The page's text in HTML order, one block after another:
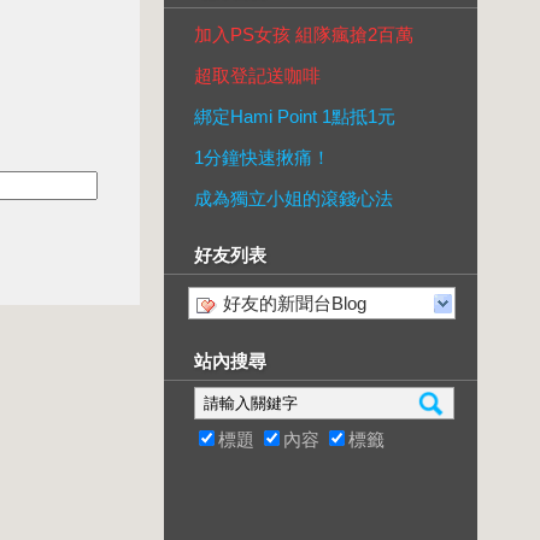
加入PS女孩 組隊瘋搶2百萬
超取登記送咖啡
綁定Hami Point 1點抵1元
1分鐘快速揪痛！
成為獨立小姐的滾錢心法
好友列表
好友的新聞台Blog
站內搜尋
標題 內容 標籤